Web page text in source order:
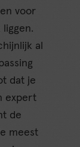
voor
al
dat je
expert
de
meest